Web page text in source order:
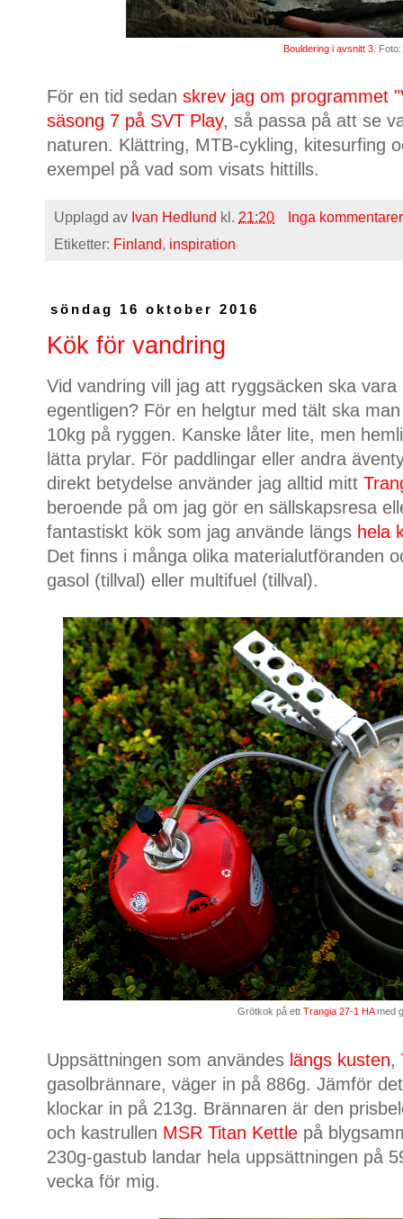
Bouldering i avsnitt 3 .
För en tid sedan skrev jag om programmet
säsong 7 på SVT Play, så passa på att se
naturen. Klättring, MTB-cykling, kitesurfing
exempel på vad som visats hittills.
Upplagd av Ivan Hedlund kl. 21:20
Inga
Etiketter: Finland, inspiration
söndag 16 oktober 2016
Kök för vandring
Vid vandring vill jag att ryggsäcken ska
egentligen? För en helgtur med tält ska
10kg på ryggen. Kanske låter lite, men
lätta prylar. För paddlingar eller andra
direkt betydelse använder jag alltid mitt
beroende på om jag gör en sällskapsresa
fantastiskt kök som jag använde längs hela
Det finns i många olika materialutföranden
gasol (tillval) eller multifuel (tillval).
Grötkok på ett Trangia 27-1 HAmed
Uppsättningen som användes längs kusten,
gasolbrännare, väger in på 886g. Jämför
klockar in på 213g. Brännaren är den
och kastrullen MSR Titan Kettle på
230g-gastub landar hela uppsättningen på
vecka för mig.